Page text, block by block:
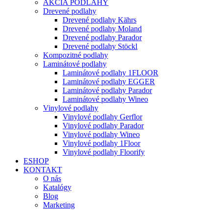
AKCIA PODLAHY
Drevené podlahy
Drevené podlahy Kährs
Drevené podlahy Moland
Drevené podlahy Parador
Drevené podlahy Stöckl
Kompozitné podlahy
Laminátové podlahy
Laminátové podlahy 1FLOOR
Laminátové podlahy EGGER
Laminátové podlahy Parador
Laminátové podlahy Wineo
Vinylové podlahy
Vinylové podlahy Gerflor
Vinylové podlahy Parador
Vinylové podlahy Wineo
Vinylové podlahy 1Floor
Vinylové podlahy Floorify
ESHOP
KONTAKT
O nás
Katalógy
Blog
Marketing